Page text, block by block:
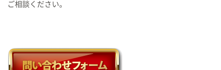
ご相談ください。